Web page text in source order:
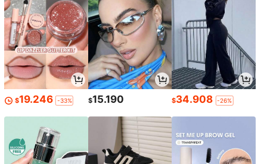
$19.246 -33% $15.190 $34.908 -26%